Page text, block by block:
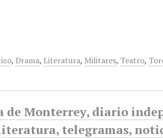
, Drama, Literatura, Militares, Teatro,
de Monterrey, diario
telegramas,